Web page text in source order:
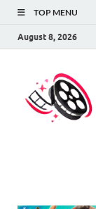
TOP MENU
August 8, 2026